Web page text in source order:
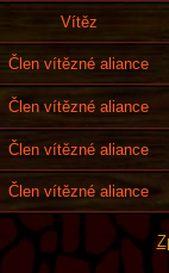
Vítěz
Člen vítězné aliance
Člen vítězné aliance
Člen vítězné aliance
Člen vítězné aliance